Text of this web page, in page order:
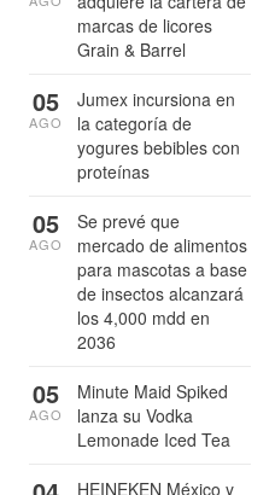
marcas de licores
Grain & Barrel
Jumex incursiona en
la categoría de
yogures bebibles con
proteínas
05
AGO
Se prevé que
mercado de alimentos
para mascotas a base
de insectos alcanzará
los 4,000 mdd en
2036
05
AGO
Minute Maid Spiked
lanza su Vodka
Lemonade Iced Tea
05
AGO
HEINEKEN México y